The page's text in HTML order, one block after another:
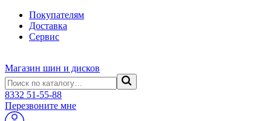
Покупателям
Доставка
Сервис
Магазин шин и дисков
8332 51-55-88
Перезвоните мне